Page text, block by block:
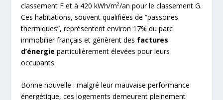
classement F et à 420 kWh/m²/an pour le classement G.
Ces habitations, souvent qualifiées de “passoires
thermiques”, représentent environ 17% du parc
immobilier français et génèrent des factures
d’énergie particulièrement élevées pour leurs
occupants.
Bonne nouvelle : malgré leur mauvaise performance
énergétique, ces logements demeurent pleinement